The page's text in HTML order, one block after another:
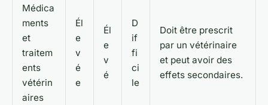
Médica
ments
et
traitem
ents
vétérin
aires
Él
e
v
é
e
Él
e
v
é
D
if
fi
ci
le
Doit être prescrit
par un vétérinaire
et peut avoir des
effets secondaires.